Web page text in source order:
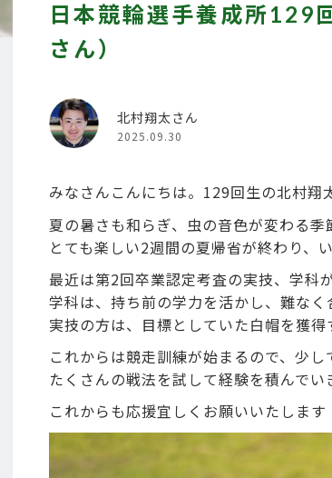
日本競輪選手養成所129
さん）
北村翔太さん
2025.09.30
みなさんこんにちは。129回生の北村翔
夏の暑さも和らぎ、虫の音色が変わる
とても楽しい2週間の夏帰省が終わり、
最近は第2回卒業認定考査の実技、学科
学科は、持ち前の学力を活かし、難なく
実技の方は、目標としていた白帽を獲得
これからは競走訓練が始まるので、少
たくさんの戦法を試して経験を積んでい
これからも応援宜しくお願いいたします